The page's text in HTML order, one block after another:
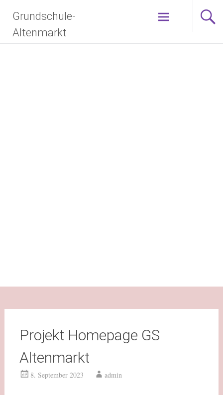
Grundschule-
Altenmarkt
Projekt Homepage GS
Altenmarkt
8. September 2023 admin